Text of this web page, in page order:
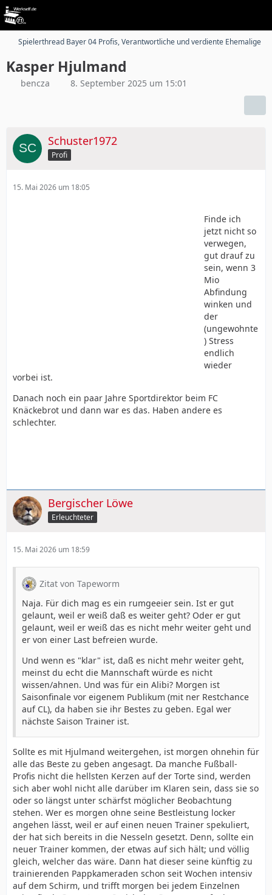
Spielerthread Bayer 04 Profis, Verantwortliche und verdiente Ehemalige
Kasper Hjulmand
bencza 8. September 2025 um 15:01
Schuster1972
Profi
15. Mai 2026 um 18:05
Finde ich
jetzt nicht so
verwegen,
gut drauf zu
sein, wenn 3
Mio
Abfindung
winken und
der
(ungewohnte
) Stress
endlich
wieder
vorbei ist.
Danach noch ein paar Jahre Sportdirektor beim FC
Knäckebrot und dann war es das. Haben andere es
schlechter.
Bergischer Löwe
Erleuchteter
15. Mai 2026 um 18:59
Zitat von Tapeworm
Naja. Für dich mag es ein rumgeeier sein. Ist er gut
gelaunt, weil er weiß daß es weiter geht? Oder er gut
gelaunt, weil er weiß das es nicht mehr weiter geht und
er von einer Last befreien wurde.
Und wenn es "klar" ist, daß es nicht mehr weiter geht,
meinst du echt die Mannschaft würde es nicht
wissen/ahnen. Und was für ein Alibi? Morgen ist
Saisonfinale vor eigenem Publikum (mit ner Restchance
auf CL), da haben sie ihr Bestes zu geben. Egal wer
nächste Saison Trainer ist.
Sollte es mit Hjulmand weitergehen, ist morgen ohnehin für
alle das Beste zu geben angesagt. Da manche Fußball-
Profis nicht die hellsten Kerzen auf der Torte sind, werden
sich aber wohl nicht alle darüber im Klaren sein, dass sie so
oder so längst unter schärfst möglicher Beobachtung
stehen. Wer es morgen ohne seine Bestleistung locker
angehen lässt, weil er auf einen neuen Trainer spekuliert,
der hat sich bereits in die Nesseln gesetzt. Denn, sollte ein
neuer Trainer kommen, der etwas auf sich hält; und völlig
gleich, welcher das wäre. Dann hat dieser seine künftig zu
trainierenden Pappkameraden schon seit Wochen intensiv
auf dem Schirm, und trifft morgen bei jedem Einzelnen